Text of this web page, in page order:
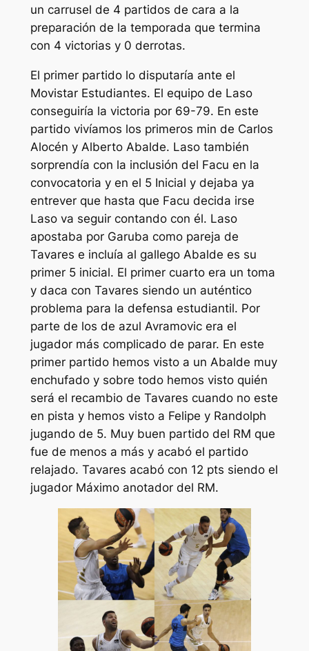
un carrusel de 4 partidos de cara a la
preparación de la temporada que termina
con 4 victorias y 0 derrotas.
El primer partido lo disputaría ante el
Movistar Estudiantes. El equipo de Laso
conseguiría la victoria por 69-79. En este
partido vivíamos los primeros min de Carlos
Alocén y Alberto Abalde. Laso también
sorprendía con la inclusión del Facu en la
convocatoria y en el 5 Inicial y dejaba ya
entrever que hasta que Facu decida irse
Laso va seguir contando con él. Laso
apostaba por Garuba como pareja de
Tavares e incluía al gallego Abalde es su
primer 5 inicial. El primer cuarto era un toma
y daca con Tavares siendo un auténtico
problema para la defensa estudiantil. Por
parte de los de azul Avramovic era el
jugador más complicado de parar. En este
primer partido hemos visto a un Abalde muy
enchufado y sobre todo hemos visto quién
será el recambio de Tavares cuando no este
en pista y hemos visto a Felipe y Randolph
jugando de 5. Muy buen partido del RM que
fue de menos a más y acabó el partido
relajado. Tavares acabó con 12 pts siendo el
jugador Máximo anotador del RM.